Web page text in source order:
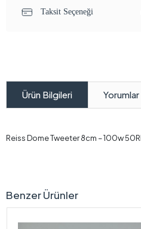
Taksit Seçeneği
Ürün Bilgileri Yorumlar
Reiss Dome Tweeter 8cm – 100w
Benzer Ürünler